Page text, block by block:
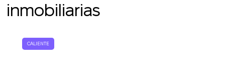
inmobiliarias
CALIENTE